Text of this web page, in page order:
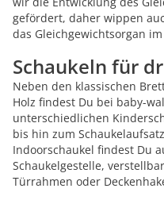
gefördert, daher wippen
das Gleichgewichtsorgan
Schaukeln für
Neben den klassischen
Holz findest Du bei baby-
unterschiedlichen
bis hin zum
Indoorschaukel findest Du
Schaukelgestelle,
Türrahmen oder